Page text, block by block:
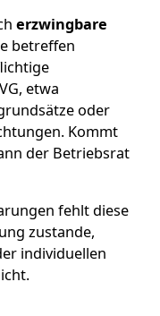
erzwingbare
betreffen
etwa
oder
Kommt
der Betriebsrat
fehlt diese
zustande,
individuellen